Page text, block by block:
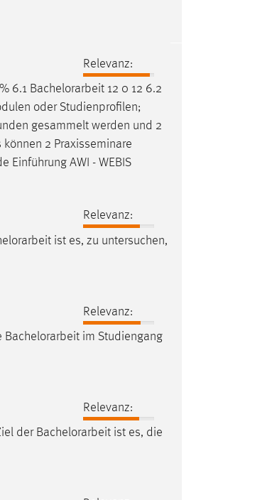
Relevanz:
6.1 Bachelorarbeit 12 0 12 6.2
oder Studienprofilen;
gesammelt werden und 2
2 Praxisseminare
Einführung AWI - WEBIS
Relevanz:
ist es, zu untersuchen,
Relevanz:
Bachelorarbeit im Studiengang
Relevanz:
der Bachelorarbeit ist es, die